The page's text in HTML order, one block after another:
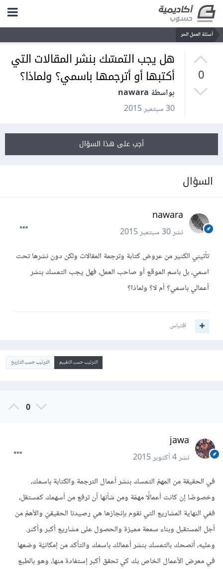
أسئلة العمل الحر
0
هل يجب التمسّك بنشر المقالات التي
أكتبها أو أترجمها باسمي؟ ولماذا؟
بواسطة nawara
30 سبتمبر 2015
أجب على هذا السؤال
السؤال
nawara
نشر30 سبتمبر 2015
تأتيني الكثير من عروض كتابة وترجمة المقالات ولكن دون نشرها تحت
اسمي، بل باسم الموقع أو صاحب العمل، فهل يجب التمسك بنشر
أعمالي باسمي؟ أم لا؟ ولماذا؟
اقتباس
الترتيب حسب التقييم الترتيب حسب التاريخ
0
jawa
نشر4 أكتوبر 2015
في الحقيقة من المهمّ التمسك بنشر أعمال الترجمة والكتابة باسمك،
وخصوصًا إن كانت أعمالًا مهمّة ومن شأنها أن ترفع من أسهمك كمستقل،
ففي النهاية المشاريع التي نقوم بإنجازها هي رصيدنا الحقيقيّ والأهمّ من
أجل المستقبل وبناء سمعة مميزة والحصول على مشاريع أكبر وأكثر.
وعليه، أنصحك بالتمسك بنشر أعمالك باسمك والتأكد من إمكانيّة وضعها
في معرض الأعمال الخاص بك كي تحقق أكبر إستفادة منها، وهو بالطبع